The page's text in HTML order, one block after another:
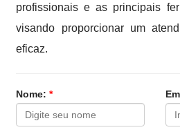
profissionais e as principais
visando proporcionar um
eficaz.
Nome:*